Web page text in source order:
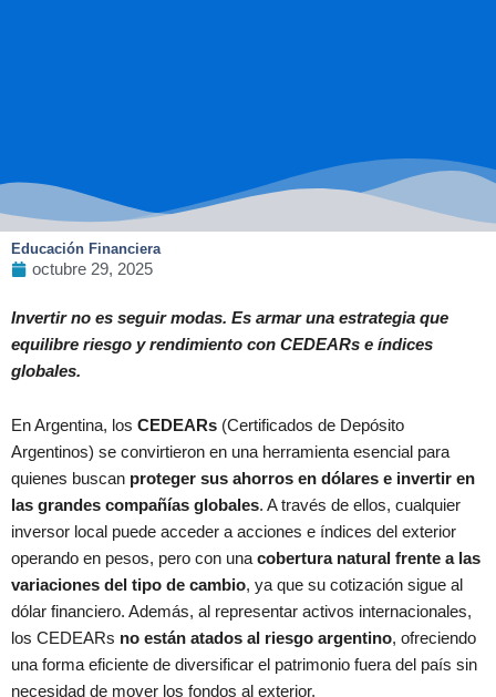
Educación Financiera
octubre 29, 2025
Invertir no es seguir modas. Es armar una estrategia que
equilibre riesgo y rendimiento con CEDEARs e índices
globales.
En Argentina, los CEDEARs (Certificados de Depósito
Argentinos) se convirtieron en una herramienta esencial para
quienes buscan proteger sus ahorros en dólares e invertir en
las grandes compañías globales. A través de ellos, cualquier
inversor local puede acceder a acciones e índices del exterior
operando en pesos, pero con una cobertura natural frente a las
variaciones del tipo de cambio, ya que su cotización sigue al
dólar financiero. Además, al representar activos internacionales,
los CEDEARs no están atados al riesgo argentino, ofreciendo
una forma eficiente de diversificar el patrimonio fuera del país sin
necesidad de mover los fondos al exterior.